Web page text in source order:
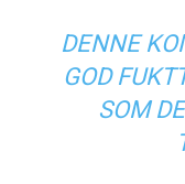
DENNE
GOD
SOM